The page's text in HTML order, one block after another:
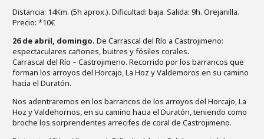
Distancia: 14Km. (5h aprox.). Dificultad: baja. Salida: 9h. Orejanilla.
Precio: *10€
26 de abril, domingo. De Carrascal del Río a Castrojimeno:
espectaculares cañones, buitres y fósiles corales.
Carrascal del Río – Castrojimeno. Recorrido por los barrancos que
forman los arroyos del Horcajo, La Hoz y Valdemoros en su camino
hacia el Duratón.
Nos adentraremos en los barrancos de los arroyos del Horcajo, La
Hoz y Valdehornos, en su camino hacia el Duratón, teniendo como
broche los sorprendentes arrecifes de coral de Castrojimeno.